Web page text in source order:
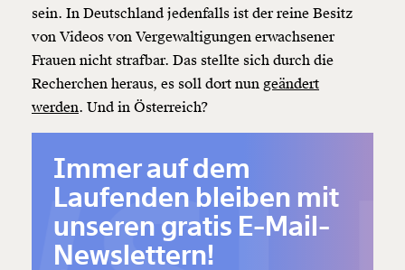
sein. In Deutschland jedenfalls ist der reine Besitz
von Videos von Vergewaltigungen erwachsener
Frauen nicht strafbar. Das stellte sich durch die
Recherchen heraus, es soll dort nun geändert
werden. Und in Österreich?
Immer auf dem
Laufenden bleiben mit
unseren gratis E-Mail-
Newslettern!